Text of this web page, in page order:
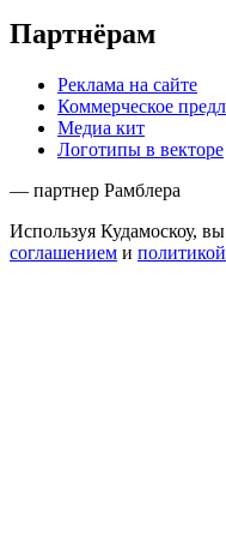
Партнёрам
Реклама на сайте
Коммерческое
Медиа кит
Логотипы в векторе
— партнер Рамблера
Используя Кудамоскоу, вы
соглашением и